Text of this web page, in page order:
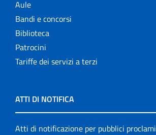
Aule
Bandi e concorsi
Biblioteca
Patrocini
Tariffe dei servizi a terzi
ATTI DI NOTIFICA
Atti di notificazione per pubblici proclami